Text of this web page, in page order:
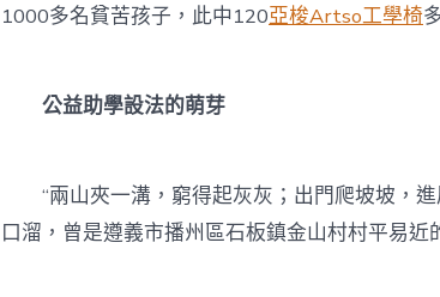
1000多名貧苦孩子，此中120亞梭Artso工學椅
公益助學設法的萌芽
“兩山夾一溝，窮得起灰灰；出門爬坡坡，進
口溜，曾是遵義市播州區石板鎮金山村村平易近